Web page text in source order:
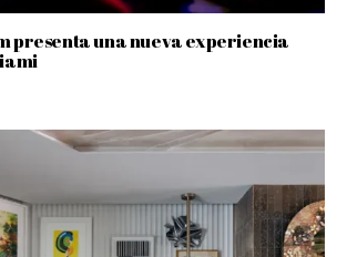
presenta una nueva experiencia